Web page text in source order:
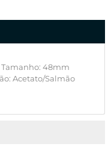
Tamanho: 48mm
Acetato/Salmão